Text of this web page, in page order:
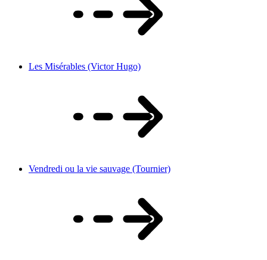
Les Misérables (Victor Hugo)
Vendredi ou la vie sauvage (Tournier)